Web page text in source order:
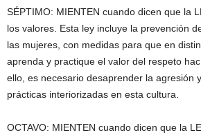
SÉPTIMO: MIENTEN cuando dicen que la
los valores. Esta ley incluye la prevención
las mujeres, con medidas para que en
aprenda y practique el valor del respeto
ello, es necesario desaprender la agresión
prácticas interiorizadas en esta cultura.
OCTAVO: MIENTEN cuando dicen que la